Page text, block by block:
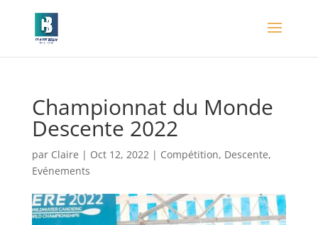
Championnat du Monde
Descente 2022
par Claire | Oct 12, 2022| Compétition, Descente,
Evénements